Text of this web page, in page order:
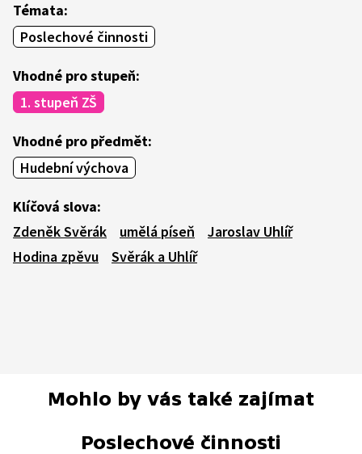
Témata:
Poslechové činnosti
Vhodné pro stupeň:
1. stupeň ZŠ
Vhodné pro předmět:
Hudební výchova
Klíčová slova:
Zdeněk Svěrák
umělá píseň
Jaroslav Uhlíř
Hodina zpěvu
Svěrák a Uhlíř
Mohlo by vás také zajímat
Poslechové činnosti